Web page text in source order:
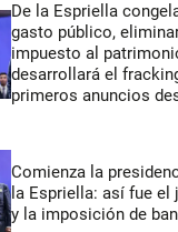
De la Espriella
gasto público,
impuesto al
desarrollará el
primeros anuncios
Comienza la
la Espriella: así fue el
y la imposición de